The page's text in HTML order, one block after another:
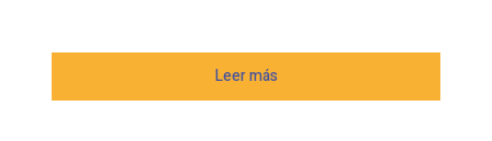
Leer más